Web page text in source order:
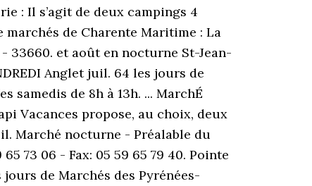
: Il s’agit de deux campings 4
de Charente Maritime : La
33660. et août en nocturne St-Jean-
Anglet juil. 64 les jours de
samedis de 8h à 13h. ... MarchÉ
Vacances propose, au choix, deux
Marché nocturne - Préalable du
73 06 - Fax: 05 59 65 79 40. Pointe
de Marchés des Pyrénées-